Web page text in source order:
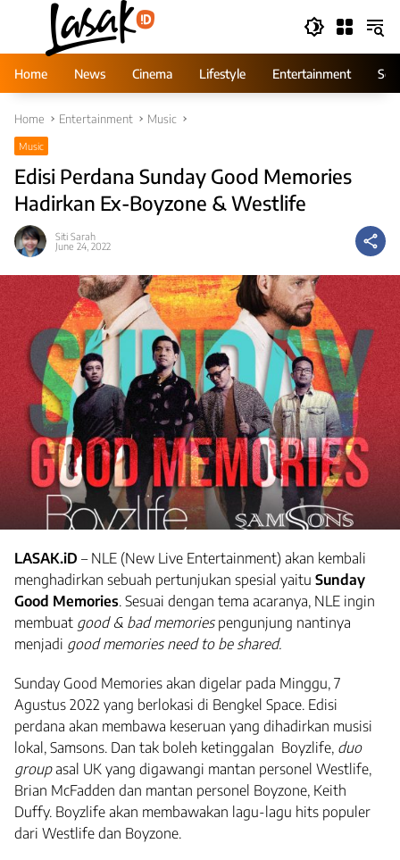
Home
News Cinema Lifestyle Entertainment
Home Entertainment Music
Music
Edisi Perdana Sunday Good Memories
Hadirkan Ex-Boyzone & Westlife
Siti Sarah
June 24, 2022
LASAK.iD – NLE (New Live Entertainment) akan kembali
menghadirkan sebuah pertunjukan spesial yaitu Sunday
Good Memories. Sesuai dengan tema acaranya, NLE ingin
membuat good & bad memoriespengunjung nantinya
menjadi good memories need to be shared.
Sunday Good Memories akan digelar pada Minggu, 7
Agustus 2022 yang berlokasi di Bengkel Space. Edisi
perdana akan membawa keseruan yang dihadirkan musisi
lokal, Samsons. Dan tak boleh ketinggalan Boyzlife, duo
groupasal UK yang digawangi mantan personel Westlife,
Brian McFadden dan mantan personel Boyzone, Keith
Duffy. Boyzlife akan membawakan lagu-lagu hits populer
dari Westlife dan Boyzone.